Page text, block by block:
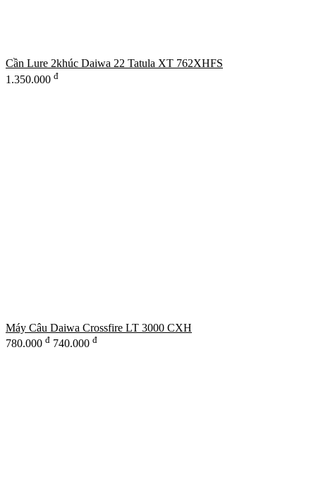
Cần Lure 2khúc Daiwa 22 Tatula XT 762XHFS
1.350.000 đ
Máy Câu Daiwa Crossfire LT 3000 CXH
780.000 đ 740.000 đ